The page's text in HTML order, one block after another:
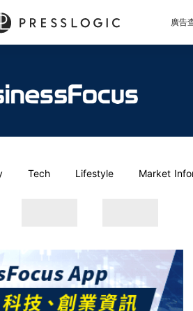
廣告
Tech Lifestyle Market